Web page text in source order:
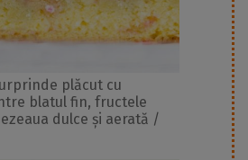
plăcut cu
blatul fin, fructele
dulce și aerată /